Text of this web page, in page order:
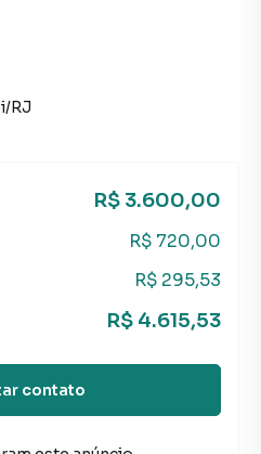
/RJ
R$ 3.600,00
R$ 720,00
R$ 295,53
R$ 4.615,53
contato